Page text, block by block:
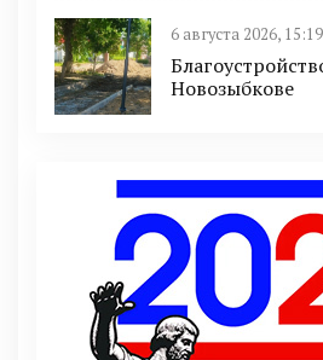
6 августа 2026, 15:19
Новозыбкове